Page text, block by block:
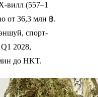
вилл (557–1
от 36,3 млн ฿.
спорт-
2028,
до HKT.